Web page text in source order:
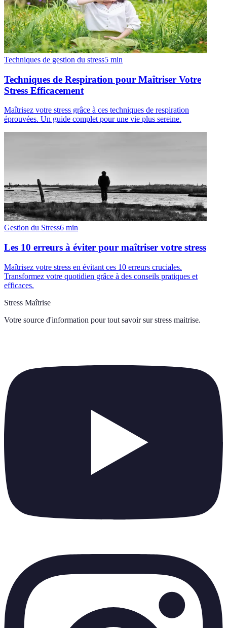
Techniques de gestion du stress5 min
Techniques de Respiration pour Maîtriser Votre
Stress Efficacement
Maîtrisez votre stress grâce à ces techniques de respiration
éprouvées. Un guide complet pour une vie plus sereine.
Gestion du Stress6 min
Les 10 erreurs à éviter pour maîtriser votre stress
Maîtrisez votre stress en évitant ces 10 erreurs cruciales.
Transformez votre quotidien grâce à des conseils pratiques et
efficaces.
Stress Maîtrise
Votre source d'information pour tout savoir sur stress maitrise.